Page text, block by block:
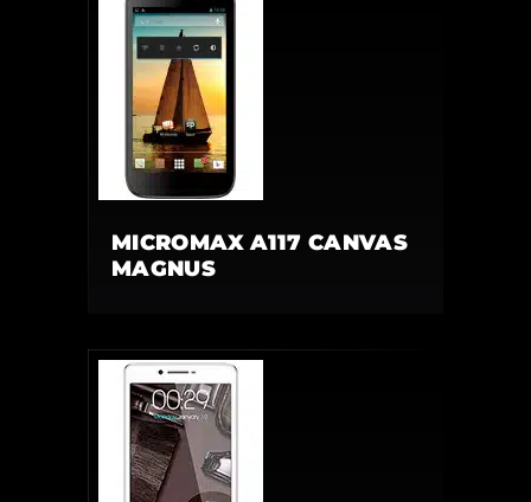
MICROMAX A117 CANVAS
MAGNUS